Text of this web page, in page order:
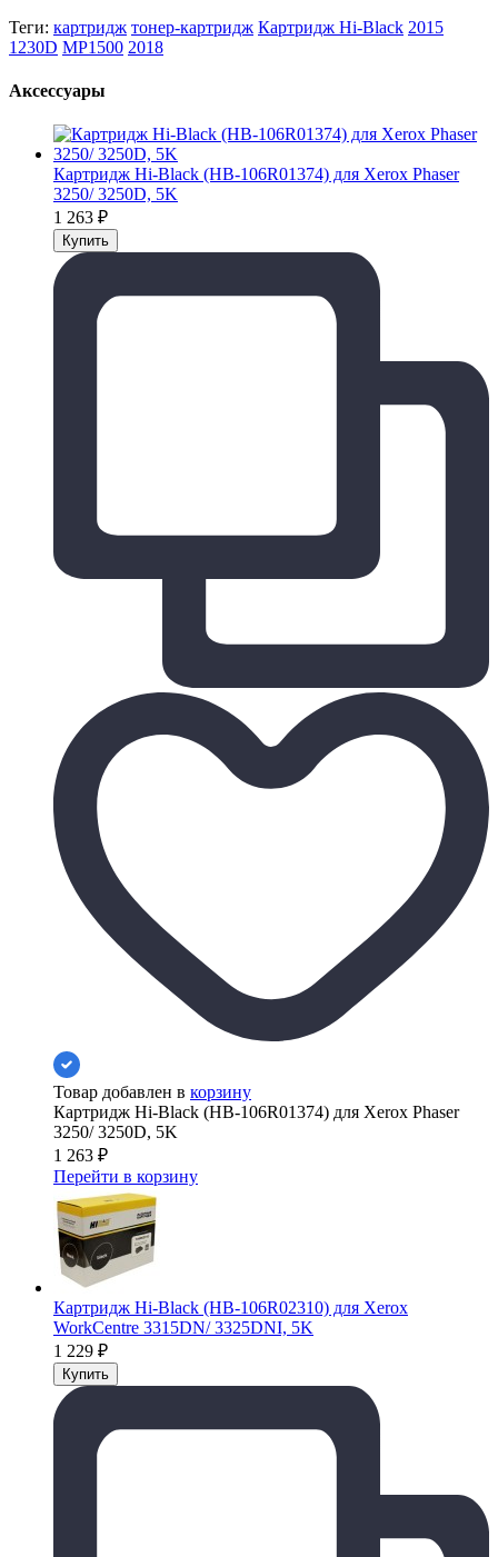
Теги: картридж тонер-картридж Картридж Hi-Black 2015
1230D MP1500 2018
Аксессуары
Картридж Hi-Black (HB-106R01374) для Xerox Phaser
3250/ 3250D, 5K
1 263 ₽
Товар добавлен в корзину
Картридж Hi-Black (HB-106R01374) для Xerox Phaser
3250/ 3250D, 5K
1 263 ₽
Перейти в корзину
Картридж Hi-Black (HB-106R02310) для Xerox
WorkCentre 3315DN/ 3325DNI, 5K
1 229 ₽